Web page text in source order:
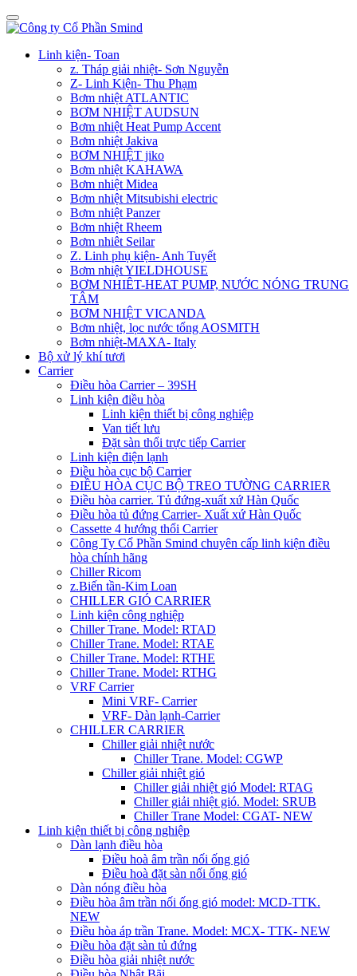
Linh kiện- Toan
z. Tháp giải nhiệt- Sơn Nguyễn
Z- Linh Kiện- Thu Phạm
Bơm nhiệt ATLANTIC
BƠM NHIỆT AUDSUN
Bơm nhiệt Heat Pump Accent
Bơm nhiệt Jakiva
BƠM NHIỆT jiko
Bơm nhiệt KAHAWA
Bơm nhiệt Midea
Bơm nhiệt Mitsubishi electric
Bơm nhiệt Panzer
Bơm nhiệt Rheem
Bơm nhiêt Seilar
Z. Linh phụ kiện- Anh Tuyết
Bơm nhiệt YIELDHOUSE
BƠM NHIÊT-HEAT PUMP, NƯỚC NÓNG TRUNG
TÂM
BƠM NHIỆT VICANDA
Bơm nhiệt, lọc nước tổng AOSMITH
Bơm nhiệt-MAXA- Italy
Bộ xử lý khí tươi
Carrier
Điều hòa Carrier – 39SH
Linh kiện điều hòa
Linh kiện thiết bị công nghiệp
Van tiết lưu
Đặt sàn thổi trực tiếp Carrier
Linh kiện điện lạnh
Điều hòa cục bộ Carrier
ĐIỀU HÒA CỤC BỘ TREO TƯỜNG CARRIER
Điều hòa carrier. Tủ đứng-xuất xứ Hàn Quốc
Điều hòa tủ đứng Carrier- Xuất xứ Hàn Quốc
Cassette 4 hướng thổi Carrier
Công Ty Cổ Phần Smind chuyên cấp linh kiện điều
hòa chính hãng
Chiller Ricom
z.Biến tần-Kim Loan
CHILLER GIÓ CARRIER
Linh kiện công nghiệp
Chiller Trane. Model: RTAD
Chiller Trane. Model: RTAE
Chiller Trane. Model: RTHE
Chiller Trane. Model: RTHG
VRF Carrier
Mini VRF- Carrier
VRF- Dàn lạnh-Carrier
CHILLER CARRIER
Chiller giải nhiệt nước
Chiller Trane. Model: CGWP
Chiller giải nhiệt gió
Chiller giải nhiệt gió Model: RTAG
Chiller giải nhiệt gió. Model: SRUB
Chiller Trane Model: CGAT- NEW
Linh kiện thiết bị công nghiệp
Dàn lạnh điều hòa
Điều hoà âm trần nối ống gió
Điều hoà đặt sàn nối ống gió
Dàn nóng điều hòa
Điều hòa âm trần nối ống gió model: MCD-TTK.
NEW
Điều hòa áp trần Trane. Model: MCX- TTK- NEW
Điều hòa đặt sàn tủ đứng
Điều hòa giải nhiệt nước